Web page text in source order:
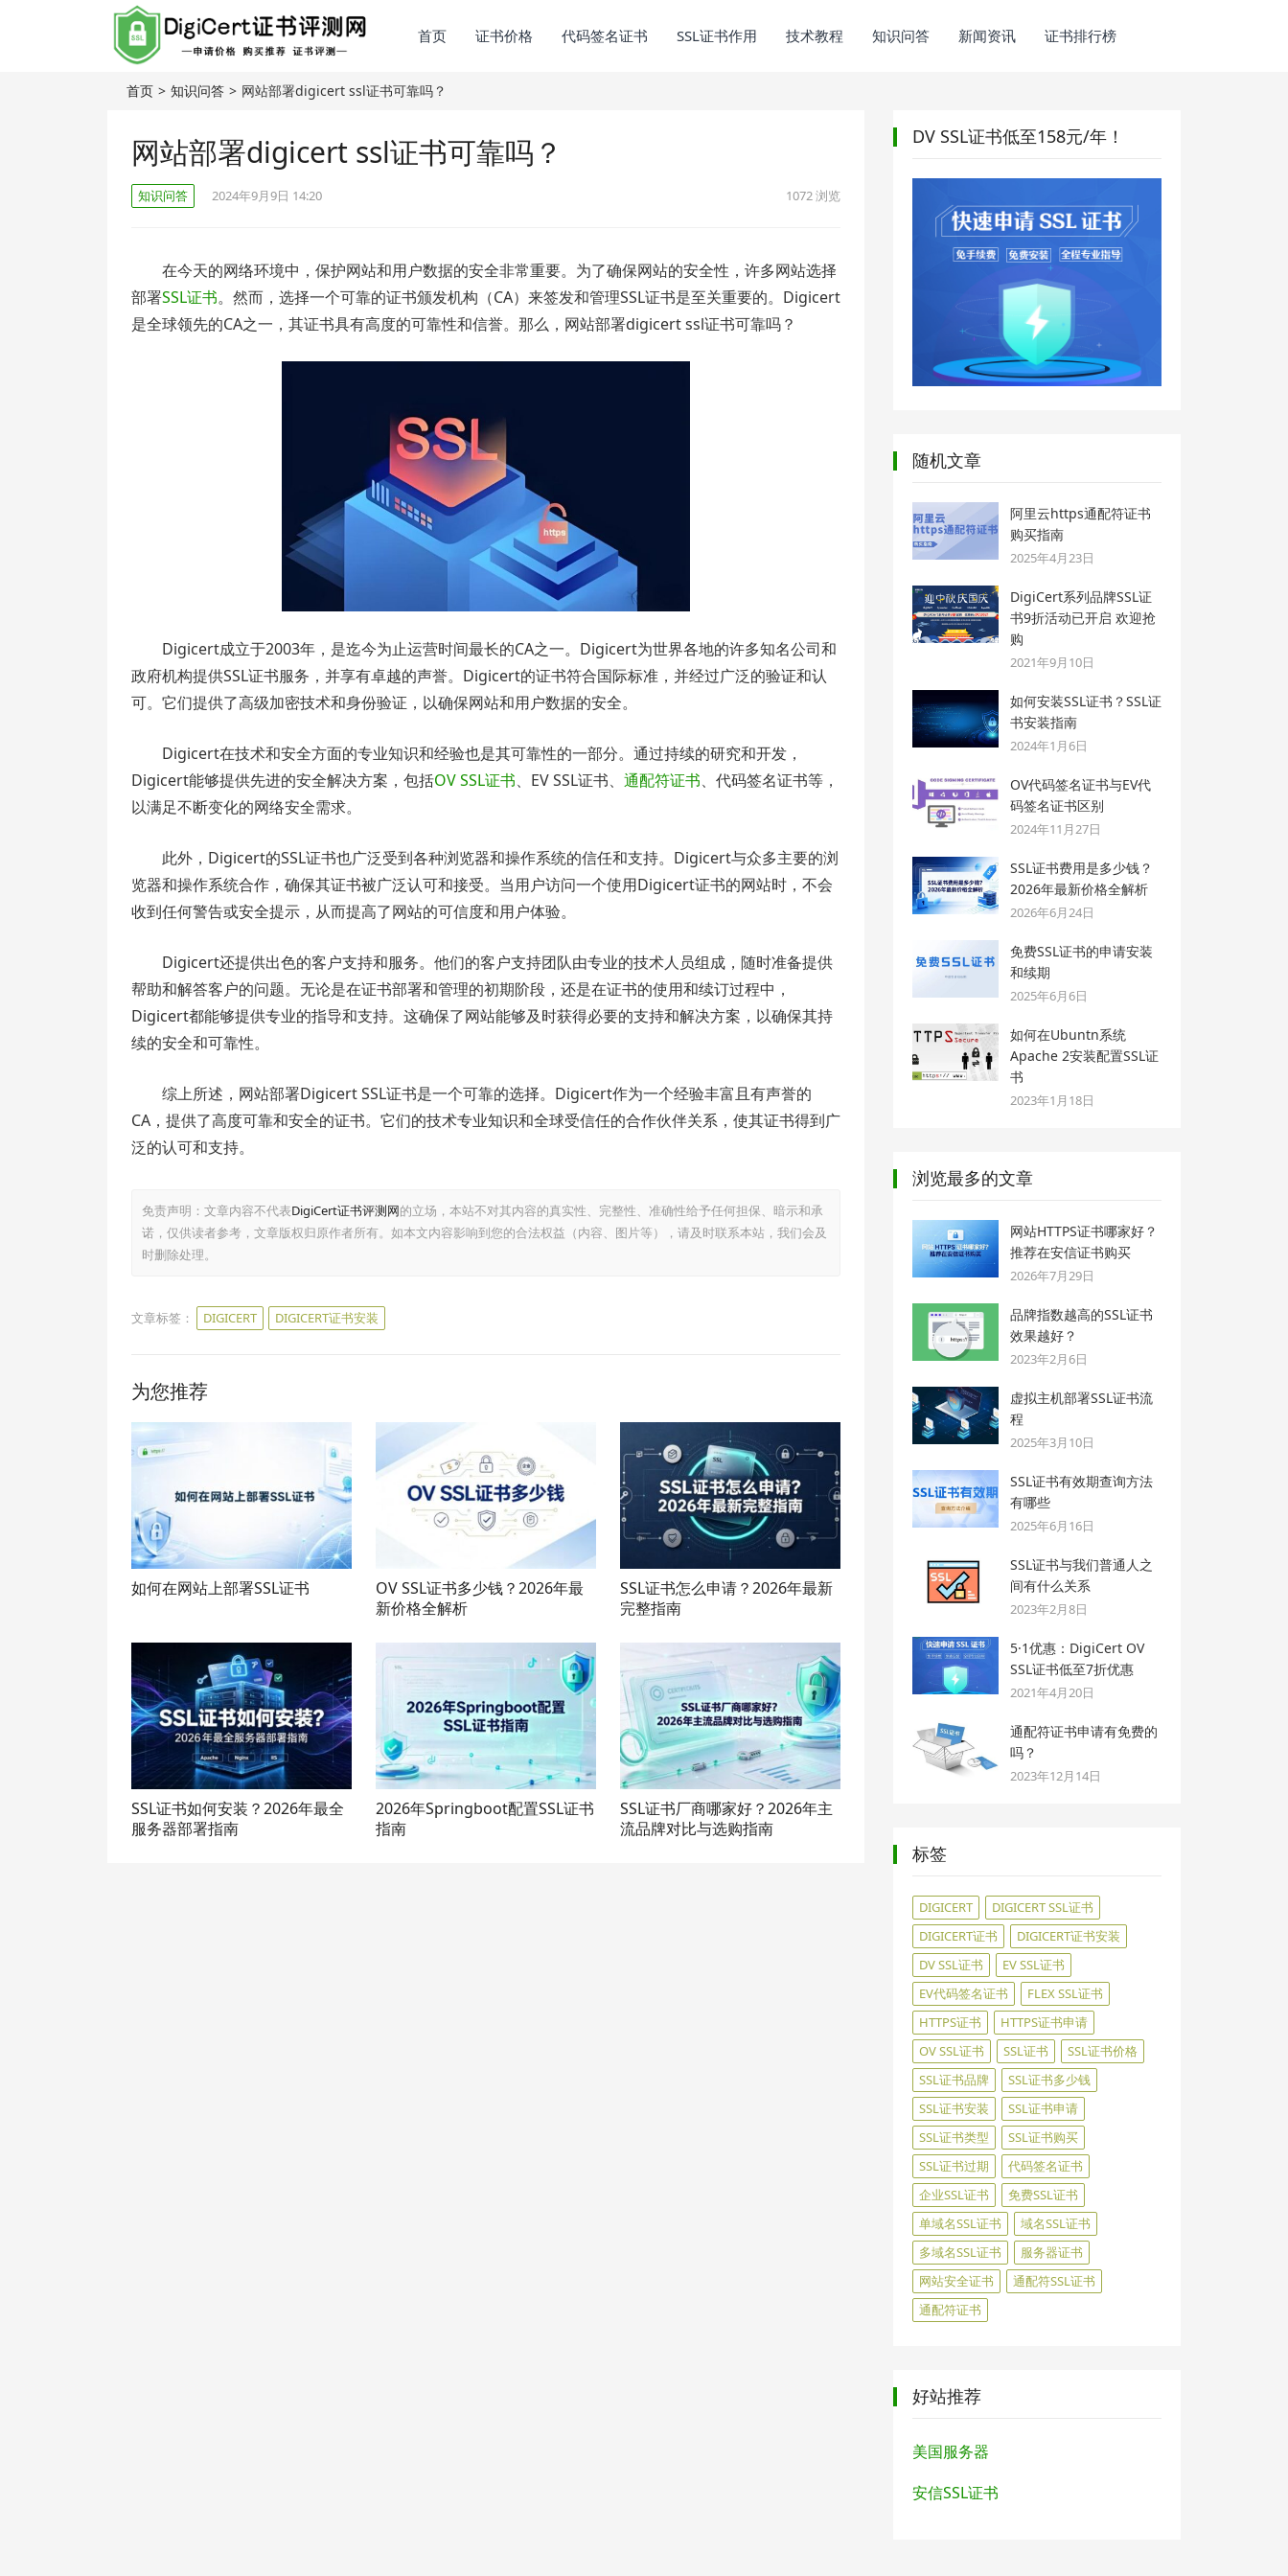
首页 证书价格 代码签名证书 SSL证书作用 技术教程 知识问答 新闻资讯 证书排行榜
首页 > 知识问答 > 网站部署digicert ssl证书可靠吗？
网站部署digicert ssl证书可靠吗？
知识问答 2024年9月9日 14:20 1072浏览
在今天的网络环境中，保护网站和用户数据的安全非常重要。为了确保网站的安全性，许多网站选择
部署SSL证书。然而，选择一个可靠的证书颁发机构（CA）来签发和管理SSL证书是至关重要的。Digicert
是全球领先的CA之一，其证书具有高度的可靠性和信誉。那么，网站部署digicert ssl证书可靠吗？
Digicert成立于2003年，是迄今为止运营时间最长的CA之一。Digicert为世界各地的许多知名公司和
政府机构提供SSL证书服务，并享有卓越的声誉。Digicert的证书符合国际标准，并经过广泛的验证和认
可。它们提供了高级加密技术和身份验证，以确保网站和用户数据的安全。
Digicert在技术和安全方面的专业知识和经验也是其可靠性的一部分。通过持续的研究和开发，
Digicert能够提供先进的安全解决方案，包括OV SSL证书、EV SSL证书、 通配符证书、代码签名证书等，
以满足不断变化的网络安全需求。
此外，Digicert的SSL证书也广泛受到各种浏览器和操作系统的信任和支持。Digicert与众多主要的浏
览器和操作系统合作，确保其证书被广泛认可和接受。当用户访问一个使用Digicert证书的网站时，不会
收到任何警告或安全提示，从而提高了网站的可信度和用户体验。
Digicert还提供出色的客户支持和服务。他们的客户支持团队由专业的技术人员组成，随时准备提供
帮助和解答客户的问题。无论是在证书部署和管理的初期阶段，还是在证书的使用和续订过程中，
Digicert都能够提供专业的指导和支持。这确保了网站能够及时获得必要的支持和解决方案，以确保其持
续的安全和可靠性。
综上所述，网站部署Digicert SSL证书是一个可靠的选择。Digicert作为一个经验丰富且有声誉的
CA，提供了高度可靠和安全的证书。它们的技术专业知识和全球受信任的合作伙伴关系，使其证书得到广
泛的认可和支持。
免责声明：文章内容不代表DigiCert证书评测网的立场，本站不对其内容的真实性、完整性、准确性给予任何担保、暗示和承
诺，仅供读者参考，文章版权归原作者所有。如本文内容影响到您的合法权益（内容、图片等），请及时联系本站，我们会及
时删除处理。
文章标签： DIGICERT DIGICERT证书安装
为您推荐
如何在网站上部署SSL证书
OV SSL证书多少钱？2026年最
新价格全解析
SSL证书怎么申请？2026年最新
完整指南
SSL证书如何安装？2026年最全
服务器部署指南
2026年Springboot配置SSL证书
指南
SSL证书厂商哪家好？2026年主
流品牌对比与选购指南
DV SSL证书低至158元/年！
随机文章
阿里云https通配符证书
购买指南
2025年4月23日
DigiCert系列品牌SSL证
书9折活动已开启 欢迎抢
购
2021年9月10日
如何安装SSL证书？SSL证
书安装指南
2024年1月6日
OV代码签名证书与EV代
码签名证书区别
2024年11月27日
SSL证书费用是多少钱？
2026年最新价格全解析
2026年6月24日
免费SSL证书的申请安装
和续期
2025年6月6日
如何在Ubuntn系统
Apache 2安装配置SSL证
书
2023年1月18日
浏览最多的文章
网站HTTPS证书哪家好？
推荐在安信证书购买
2026年7月29日
品牌指数越高的SSL证书
效果越好？
2023年2月6日
虚拟主机部署SSL证书流
程
2025年3月10日
SSL证书有效期查询方法
有哪些
2025年6月16日
SSL证书与我们普通人之
间有什么关系
2023年2月8日
5·1优惠：DigiCert OV
SSL证书低至7折优惠
2021年4月20日
通配符证书申请有免费的
吗？
2023年12月14日
标签
DIGICERT
DIGICERT SSL证书
DIGICERT证书
DIGICERT证书安装
DV SSL证书
EV SSL证书
EV代码签名证书
FLEX SSL证书
HTTPS证书
HTTPS证书申请
OV SSL证书
SSL证书
SSL证书价格
SSL证书品牌
SSL证书多少钱
SSL证书安装
SSL证书申请
SSL证书类型
SSL证书购买
SSL证书过期
代码签名证书
企业SSL证书
免费SSL证书
单域名SSL证书
域名SSL证书
多域名SSL证书
服务器证书
网站安全证书
通配符SSL证书
通配符证书
好站推荐
美国服务器
安信SSL证书